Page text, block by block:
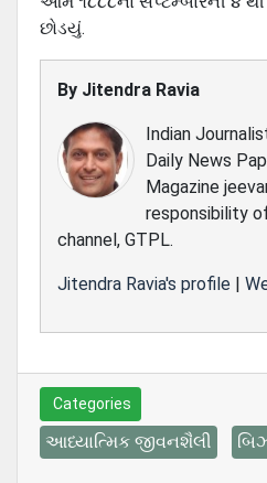
છોડયું.
By Jitendra Ravia
Indian
Daily News
Magazine
responsibility
channel, GTPL.
Jitendra Ravia's profile |
Categories
આધ્યાત્મિક જીવનશૈલી